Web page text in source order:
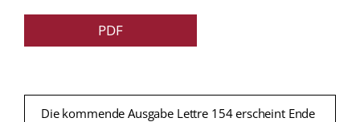
PDF
Die kommende Ausgabe Lettre 154 erscheint Ende